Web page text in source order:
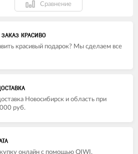
Сравнение
КРАСИВО
красивый подарок? Мы сделаем все
Новосибирск и область при
руб.
онлайн с помощью QIWI,